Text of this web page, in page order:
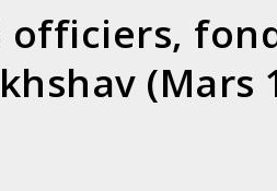
officiers,
(Mars